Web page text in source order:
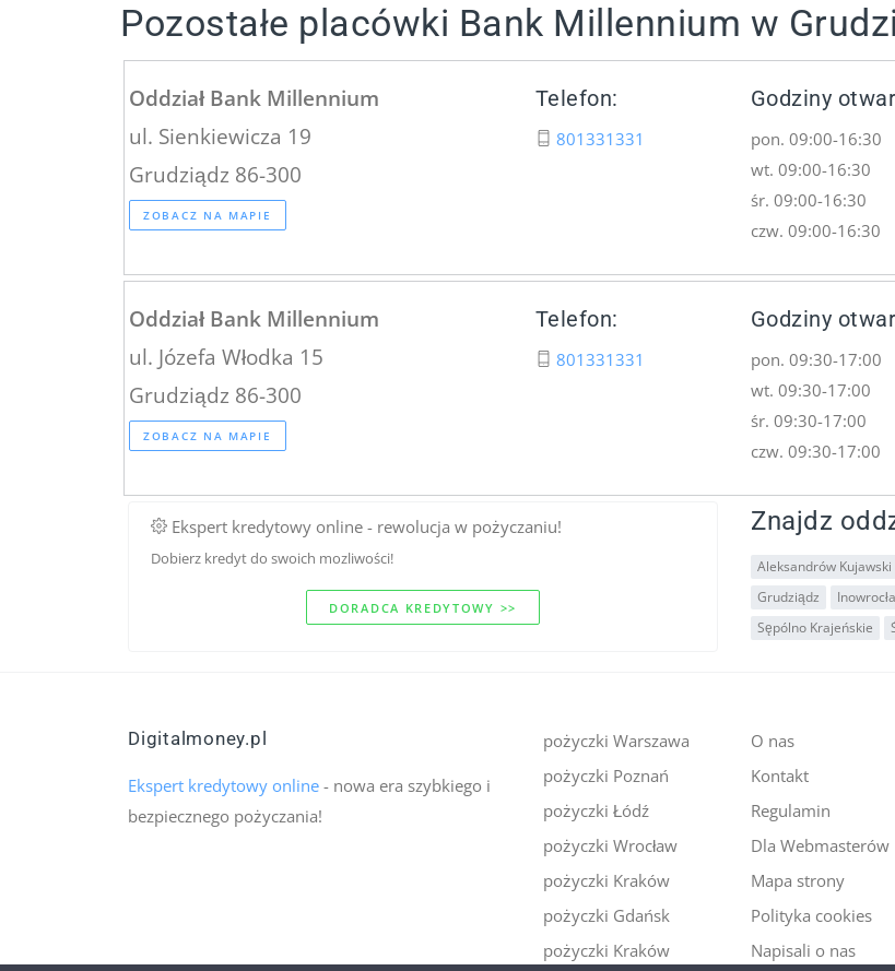
Pozostałe placówki Bank Millennium w
Oddział Bank Millennium
ul. Sienkiewicza 19
Grudziądz 86-300
ZOBACZ NA MAPIE
Telefon:
801331331
Godziny
pon. 09:00-16:30
wt. 09:00-16:30
śr. 09:00-16:30
czw. 09:00-16:30
Oddział Bank Millennium
ul. Józefa Włodka 15
Grudziądz 86-300
ZOBACZ NA MAPIE
Telefon:
801331331
Godziny
pon. 09:30-17:00
wt. 09:30-17:00
śr. 09:30-17:00
czw. 09:30-17:00
Ekspert kredytowy online - rewolucja w pożyczaniu!
Dobierz kredyt do swoich mozliwości!
DORADCA KREDYTOWY >>
Znajdz
Aleksandrów Kujawski
Grudziądz
Sępólno Krajeńskie
pożyczki Warszawa
pożyczki Poznań
pożyczki Łódź
pożyczki Wrocław
pożyczki Kraków
pożyczki Gdańsk
pożyczki Kraków
O nas
Kontakt
Regulamin
Dla Webmasterów
Mapa strony
Polityka cookies
Napisali o nas
Digitalmoney.pl
Ekspert kredytowy online - nowa era szybkiego i
bezpiecznego pożyczania!